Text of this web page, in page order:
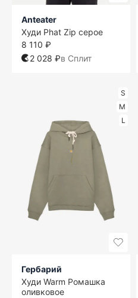
Anteater
Худи Phat Zip серое
8 110 ₽
2 028 ₽в Сплит
S
M
L
Гербарий
Худи Warm Ромашка
оливковое